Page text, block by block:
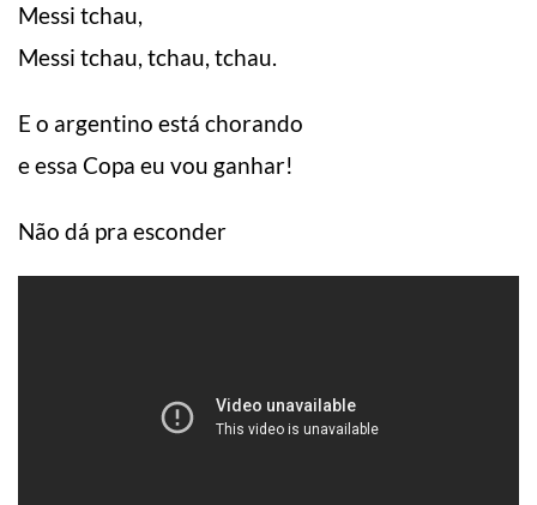
Messi tchau,
Messi tchau, tchau, tchau.
E o argentino está chorando
e essa Copa eu vou ganhar!
Não dá pra esconder